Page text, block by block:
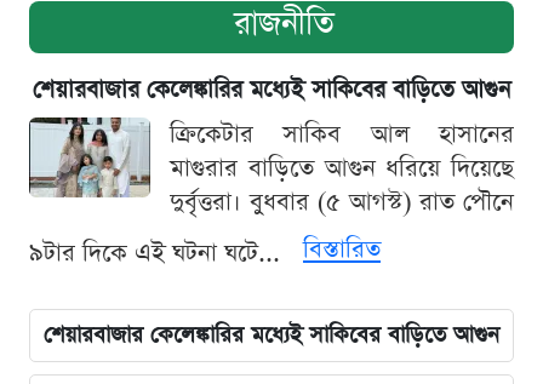
রাজনীতি
শেয়ারবাজার কেলেঙ্কারির মধ্যেই সাকিবের বাড়িতে আগুন
ক্রিকেটার সাকিব আল হাসানের
মাগুরার বাড়িতে আগুন ধরিয়ে দিয়েছে
দুর্বৃত্তরা। বুধবার (৫ আগস্ট) রাত পৌনে
৯টার দিকে এই ঘটনা ঘটে...
বিস্তারিত
শেয়ারবাজার কেলেঙ্কারির মধ্যেই সাকিবের বাড়িতে আগুন